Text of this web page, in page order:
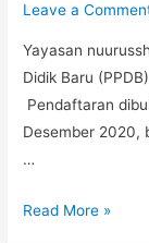
Leave a
Yayasan
Didik Baru
Pendaftaran
Desember 2020,
…
Read More »